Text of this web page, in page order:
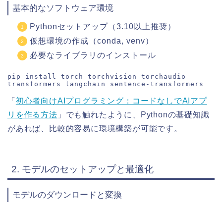
基本的なソフトウェア環境
Pythonセットアップ（3.10以上推奨）
仮想環境の作成（conda, venv）
必要なライブラリのインストール
pip install torch torchvision torchaudio
「 初心者向けAIプログラミング：コードなしでAIアプ
リを作る方法 」でも触れたように、Pythonの基礎知識
があれば、比較的容易に環境構築が可能です。
2. モデルのセットアップと最適化
モデルのダウンロードと変換